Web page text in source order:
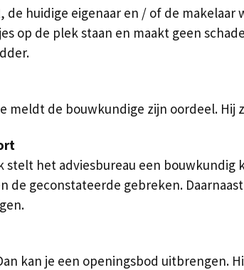
huidige eigenaar en / of de
op de plek staan en maakt geen
meldt de bouwkundige zijn oordeel. Hij
stelt het adviesbureau een
de geconstateerde gebreken.
kan je een openingsbod uitbrengen.